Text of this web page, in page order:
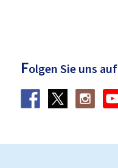
Folgen Sie uns auf